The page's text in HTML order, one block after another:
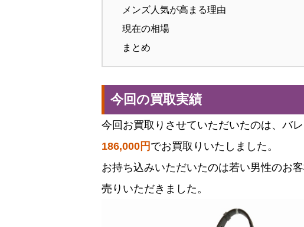
メンズ人気が高まる理由
現在の相場
まとめ
今回の買取実績
今回お買取りさせていただいたのは、バ
186,000円 でお買取りいたしました。
お持ち込みいただいたのは若い男性のお
売りいただきました。